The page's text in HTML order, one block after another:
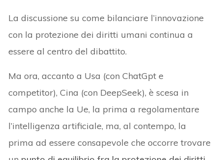
La discussione su come bilanciare l’innovazione
con la protezione dei diritti umani continua a
essere al centro del dibattito.
Ma ora, accanto a Usa (con ChatGpt e
competitor), Cina (con DeepSeek), è scesa in
campo anche la Ue, la prima a regolamentare
l’intelligenza artificiale, ma, al contempo, la
prima ad essere consapevole che occorre trovare